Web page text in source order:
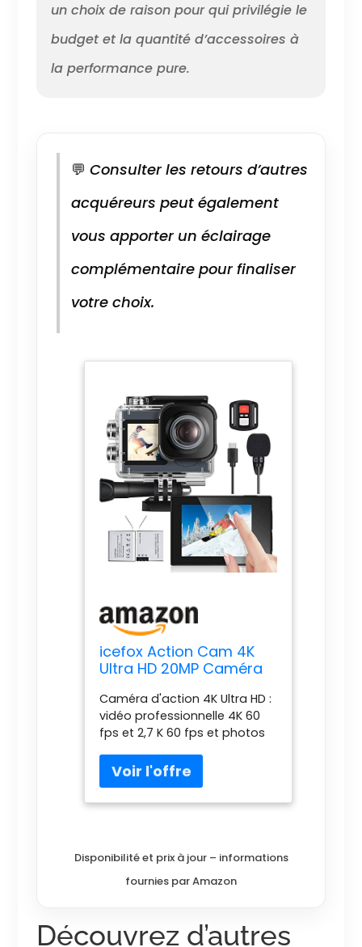
connectivité Wi-Fi se situe
entre 8 et 15 mètres à
l'extérieur, vous pouvez
connecter votre appareil
un choix de raison pour qui privilégie le
budget et la quantité d’accessoires à
la performance pure.
💬 Consulter les retours d’autres
acquéreurs peut également
vous apporter un éclairage
complémentaire pour finaliser
votre choix.
icefox Action Cam 4K
Ultra HD 20MP Caméra
40 m 170 degrés Ultra
Grand Angle WiFi
stabilisation Glace avec
Double Batterie 1350
mAh Gris foncé
Caméra d'action 4K Ultra HD :
vidéo professionnelle 4K 60
fps et 2,7 K 60 fps et photos
images par seconde pour de
superbes photos, ce qui
signifie une résolution 4 fois
micro SD jusqu'à 128 Go.
Caméra étanche de 40 m :
caméra d'action 4K avec
Idéal pour les sports
Disponibilité et prix à jour – informations
fournies par Amazon
Découvrez d’autres